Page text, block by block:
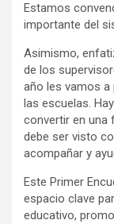
Estamos
importante del
Asimismo,
de los
año les vamos a
las escuelas.
convertir en una
debe ser visto
acompañar y
Este Primer
espacio clave
educativo,